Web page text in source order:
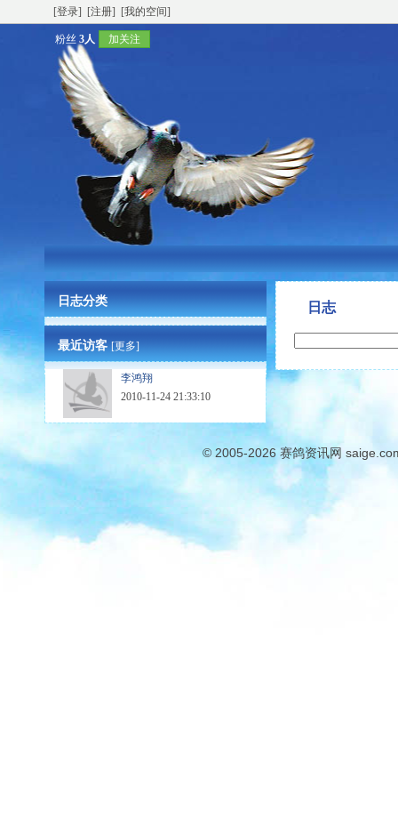
[登录] [注册] [我的空间]
粉丝 3人 加关注
日志分类
最近访客[更多]
李鸿翔
2010-11-24 21:33:10
日志
© 2005-2026 赛鸽资讯网